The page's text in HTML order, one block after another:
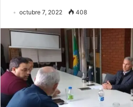
octubre 7, 2022 408